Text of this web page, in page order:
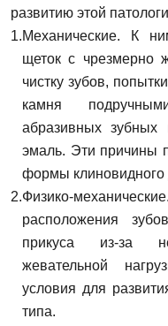
развитию этой
Механические. К
щеток с чрезмерно
чистку зубов,
камня
абразивных зубных
эмаль. Эти причины
формы клиновидного
Физико-
расположения
прикуса из-за
жевательной
условия для
типа.